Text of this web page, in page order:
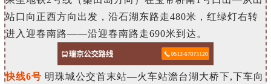
站口向正西方向出发，沿石湖东路走480米，红绿灯右转
进入迎春南路——沿迎春南路走690米到达。
快线6号 明珠城公交首末站—火车站澹台湖大桥下,下车向